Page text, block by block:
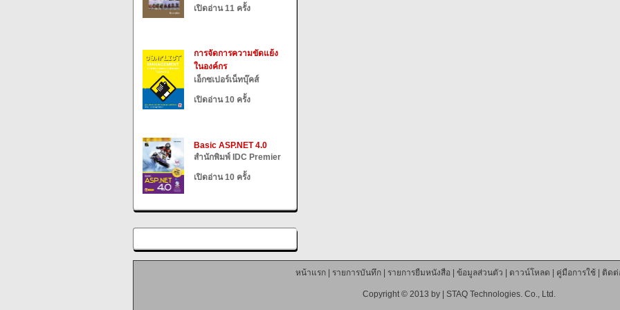
เปิดอ่าน 11 ครั้ง
การจัดการความขัดแย้ง
ในองค์กร
เอ็กซเปอร์เน็ทบุ๊คส์
เปิดอ่าน 10 ครั้ง
Basic ASP.NET 4.0
สำนักพิมพ์ IDC Premier
เปิดอ่าน 10 ครั้ง
หน้าแรก| รายการบันทึก| รายการยืมหนังสือ ข้อมูลส่วนตัว ดาวน์โหลด คู่มือการใช้| ติดต่
Copyright © 2013 by | STAQ Technologies. Co., Ltd.